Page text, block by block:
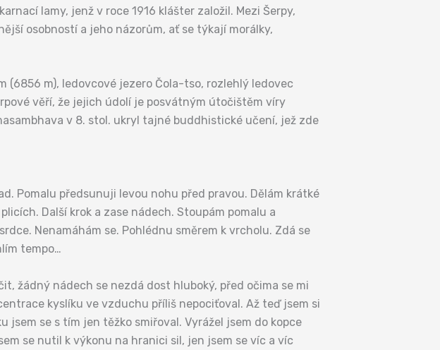
lamy, jenž v roce 1916 klášter založil. Mezi Šerpy,
osobností a jeho názorům, ať se týkají morálky,
(6856 m), ledovcové jezero Čola-tso, rozlehlý ledovec
věří, že jejich údolí je posvátným útočištěm víry
v 8. stol. ukryl tajné buddhistické učení, jež zde
Pomalu předsunuji levou nohu před pravou. Dělám krátké
Další krok a zase nádech. Stoupám pomalu a
Nenamáhám se. Pohlédnu směrem k vrcholu. Zdá se
tempo…
žádný nádech se nezdá dost hluboký, před očima se mi
kyslíku ve vzduchu příliš nepociťoval. Až teď jsem si
se s tím jen těžko smiřoval. Vyrážel jsem do kopce
se nutil k výkonu na hranici sil, jen jsem se víc a víc